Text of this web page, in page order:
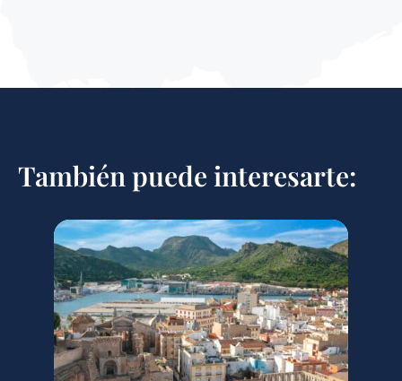
También puede interesarte: